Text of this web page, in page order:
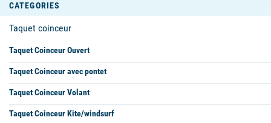
CATEGORIES
Taquet coinceur
Taquet Coinceur Ouvert
Taquet Coinceur avec pontet
Taquet Coinceur Volant
Taquet Coinceur Kite/windsurf